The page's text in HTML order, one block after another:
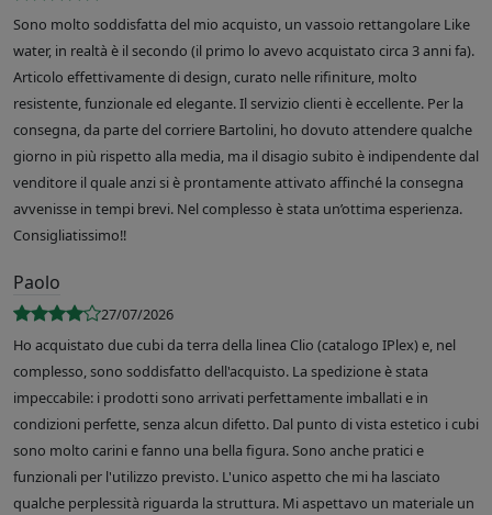
Sono molto soddisfatta del mio acquisto, un vassoio rettangolare Like
water, in realtà è il secondo (il primo lo avevo acquistato circa 3 anni fa).
Articolo effettivamente di design, curato nelle rifiniture, molto
resistente, funzionale ed elegante. Il servizio clienti è eccellente. Per la
consegna, da parte del corriere Bartolini, ho dovuto attendere qualche
giorno in più rispetto alla media, ma il disagio subito è indipendente dal
venditore il quale anzi si è prontamente attivato affinché la consegna
avvenisse in tempi brevi. Nel complesso è stata un’ottima esperienza.
Consigliatissimo!!
Paolo
27/07/2026
Ho acquistato due cubi da terra della linea Clio (catalogo IPlex) e, nel
complesso, sono soddisfatto dell'acquisto. La spedizione è stata
impeccabile: i prodotti sono arrivati perfettamente imballati e in
condizioni perfette, senza alcun difetto. Dal punto di vista estetico i cubi
sono molto carini e fanno una bella figura. Sono anche pratici e
funzionali per l'utilizzo previsto. L'unico aspetto che mi ha lasciato
qualche perplessità riguarda la struttura. Mi aspettavo un materiale un